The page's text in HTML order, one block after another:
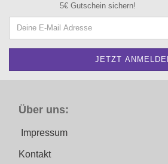
5€ Gutschein sichern!
Über uns:
Impressum
Kontakt